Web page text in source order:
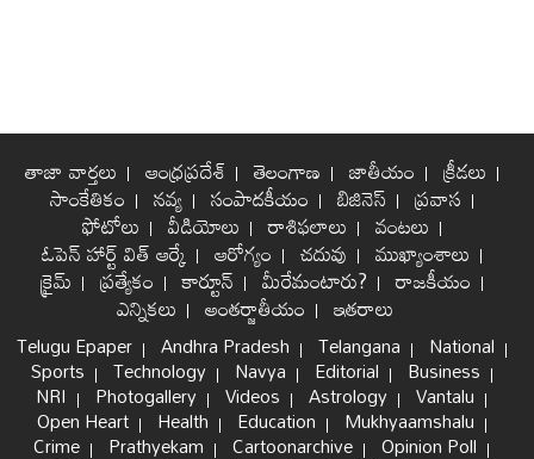
తాజా వార్తలు ఆంధ్రప్రదేశ్ తెలంగాణ జాతీయం క్రీడలు
సాంకేతికం నవ్య సంపాదకీయం బిజినెస్ ప్రవాస
ఫోటోలు వీడియోలు రాశిఫలాలు వంటలు
ఓపెన్ హార్ట్ విత్ ఆర్కే ఆరోగ్యం చదువు ముఖ్యాంశాలు
క్రైమ్ ప్రత్యేకం కార్టూన్ మీరేమంటారు? రాజకీయం
ఎన్నికలు అంతర్జాతీయం ఇతరాలు
Telugu Epaper Andhra Pradesh Telangana National
Sports Technology Navya Editorial Business
NRI Photogallery Videos Astrology Vantalu
Open Heart Health Education Mukhyaamshalu
Crime Prathyekam Cartoonarchive Opinion Poll